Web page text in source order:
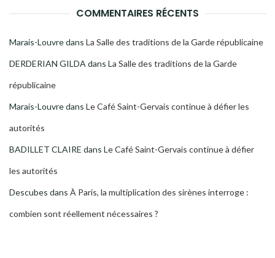
COMMENTAIRES RÉCENTS
Marais-Louvredans La Salle des traditions de la Garde républicaine
DERDERIAN GILDA dans La Salle des traditions de la Garde
républicaine
Marais-Louvredans Le Café Saint-Gervais continue à défier les
autorités
BADILLET CLAIRE dans Le Café Saint-Gervais continue à défier
les autorités
Descubes dans À Paris, la multiplication des sirènes interroge :
combien sont réellement nécessaires ?